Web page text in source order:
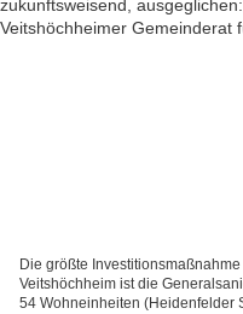
Die größte
Veitshöchheim ist die
54 Wohneinheiten (Heidenfelder